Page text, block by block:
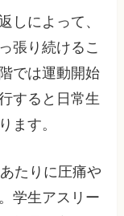
しによって、
張り続けるこ
では運動開始
すると日常生
ます。
たりに圧痛や
学生アスリー